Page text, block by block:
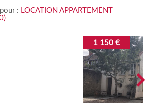
: LOCATION APPARTEMENT